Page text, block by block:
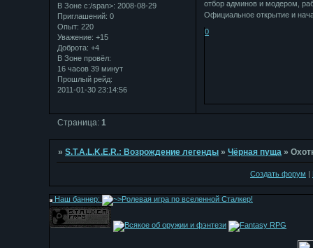
В Зоне с:/span>: 2008-08-29
Приглашений: 0
Опыт: 220
Уважение: +15
Доброта: +4
В Зоне провёл:
16 часов 39 минут
Прошлый рейд:
2011-01-30 23:14:56
отбор админов и модером,
Официальное открытие и
0
Страница:1
»S.T.A.L.K.E.R.: Возрождение легенды »Чёрная пуща »
Создать форум
Наш баннер: